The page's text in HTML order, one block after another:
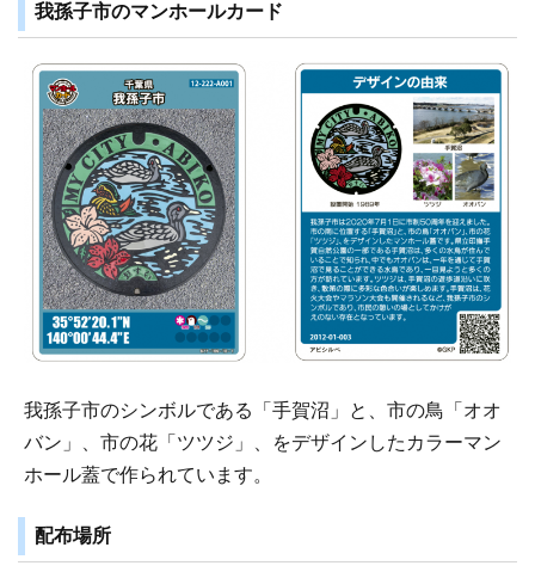
我孫子市のマンホールカード
我孫子市のシンボルである「手賀沼」と、市の鳥「オオ
バン」、市の花「ツツジ」、をデザインしたカラーマン
ホール蓋で作られています。
配布場所